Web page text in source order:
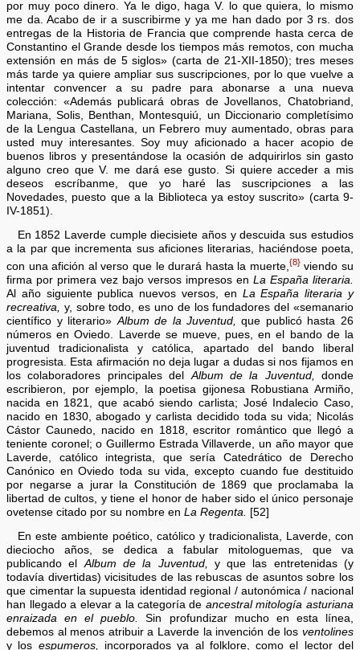
por muy poco dinero. Ya le digo, haga V. lo que quiera, lo mismo
me da. Acabo de ir a suscribirme y ya me han dado por 3 rs. dos
entregas de la Historia de Francia que comprende hasta cerca de
Constantino el Grande desde los tiempos más remotos, con mucha
extensión en más de 5 siglos» (carta de 21-XII-1850); tres meses
más tarde ya quiere ampliar sus suscripciones, por lo que vuelve a
intentar convencer a su padre para abonarse a una nueva
colección: «Además publicará obras de Jovellanos, Chatobriand,
Mariana, Solis, Benthan, Montesquiú, un Diccionario completísimo
de la Lengua Castellana, un Febrero muy aumentado, obras para
usted muy interesantes. Soy muy aficionado a hacer acopio de
buenos libros y presentándose la ocasión de adquirirlos sin gasto
alguno creo que V. me dará ese gusto. Si quiere acceder a mis
deseos escríbanme, que yo haré las suscripciones a las
Novedades, puesto que a la Biblioteca ya estoy suscrito» (carta 9-
IV-1851).
En 1852 Laverde cumple diecisiete años y descuida sus estudios
a la par que incrementa sus aficiones literarias, haciéndose poeta,
con una afición al verso que le durará hasta la muerte, {8}viendo su
firma por primera vez bajo versos impresos en La España literaria.
Al año siguiente publica nuevos versos, en La España literaria y
recreativa,
y, sobre todo, es uno de los fundadores del «semanario
científico y literario» Album de la Juventud,
que publicó hasta 26
números en Oviedo. Laverde se mueve, pues, en el bando de la
juventud tradicionalista y católica, apartado del bando liberal
progresista. Esta afirmación no deja lugar a dudas si nos fijamos en
los colaboradores principales del Album de la Juventud,
donde
escribieron, por ejemplo, la poetisa gijonesa Robustiana Armiño,
nacida en 1821, que acabó siendo carlista; José Indalecio Caso,
nacido en 1830, abogado y carlista decidido toda su vida; Nicolás
Cástor Caunedo, nacido en 1818, escritor romántico que llegó a
teniente coronel; o Guillermo Estrada Villaverde, un año mayor que
Laverde, católico integrista, que sería Catedrático de Derecho
Canónico en Oviedo toda su vida, excepto cuando fue destituido
por negarse a jurar la Constitución de 1869 que proclamaba la
libertad de cultos, y tiene el honor de haber sido el único personaje
ovetense citado por su nombre enLa Regenta. [52]
En este ambiente poético, católico y tradicionalista, Laverde, con
dieciocho años, se dedica a fabular mitologuemas, que va
publicando elAlbum de la Juventud, y que las entretenidas (y
todavía divertidas) vicisitudes de las rebuscas de asuntos sobre los
que cimentar la supuesta identidad regional / autonómica / nacional
han llegado a elevar a la categoría de ancestral mitología asturiana
enraizada en el pueblo.
Sin profundizar mucho en esta línea,
debemos al menos atribuir a Laverde la invención de los ventolines
y los espumeros, incorporados ya al folklore, como el lector del